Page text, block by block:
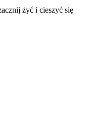
żyć i cieszyć się